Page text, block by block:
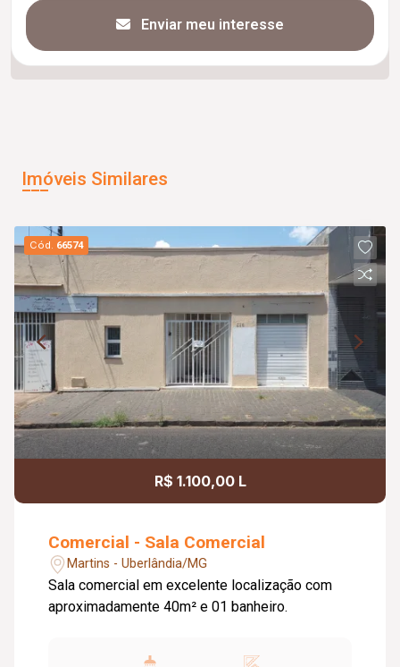
Enviar meu interesse
Imóveis Similares
Cód. 66574
R$ 1.100,00 L
Comercial - Sala Comercial
Martins - Uberlândia/MG
Sala comercial em excelente localização com
aproximadamente 40m² e 01 banheiro.